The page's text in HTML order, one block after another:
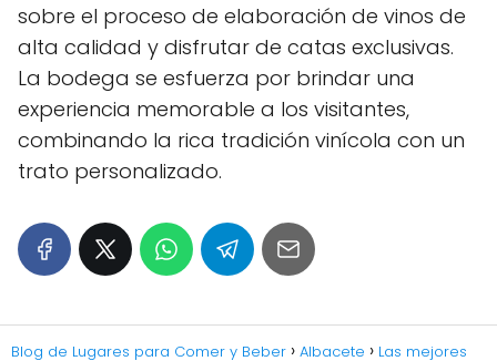
sobre el proceso de elaboración de vinos de
alta calidad y disfrutar de catas exclusivas.
La bodega se esfuerza por brindar una
experiencia memorable a los visitantes,
combinando la rica tradición vinícola con un
trato personalizado.
Blog de Lugares para Comer y Beber Albacete Las mejores